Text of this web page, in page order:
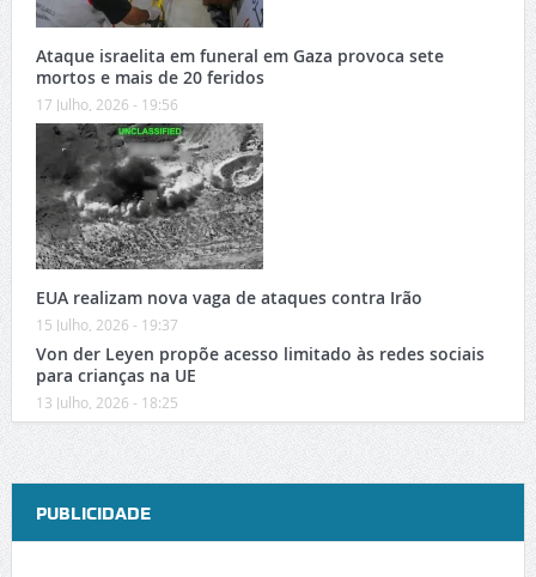
Ataque israelita em funeral em Gaza provoca sete
mortos e mais de 20 feridos
17 Julho, 2026 - 19:56
EUA realizam nova vaga de ataques contra Irão
15 Julho, 2026 - 19:37
Von der Leyen propõe acesso limitado às redes sociais
para crianças na UE
13 Julho, 2026 - 18:25
PUBLICIDADE